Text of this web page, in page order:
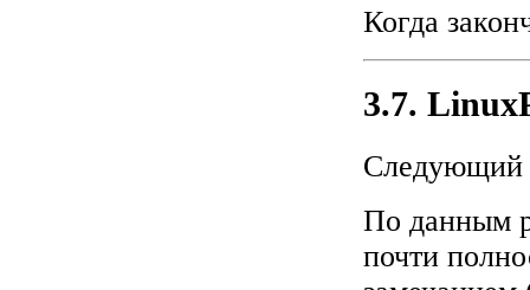
Когда
3.7.
Следующий
По данным
почти